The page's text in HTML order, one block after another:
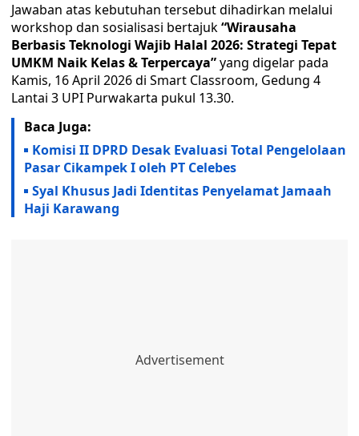
Jawaban atas kebutuhan tersebut dihadirkan melalui
workshop dan sosialisasi bertajuk“Wirausaha
Berbasis Teknologi Wajib Halal 2026: Strategi Tepat
UMKM Naik Kelas & Terpercaya”yang digelar pada
Kamis, 16 April 2026 di Smart Classroom, Gedung 4
Lantai 3 UPI Purwakarta pukul 13.30.
Baca Juga:
Komisi II DPRD Desak Evaluasi Total Pengelolaan
Pasar Cikampek I oleh PT Celebes
Syal Khusus Jadi Identitas Penyelamat Jamaah
Haji Karawang